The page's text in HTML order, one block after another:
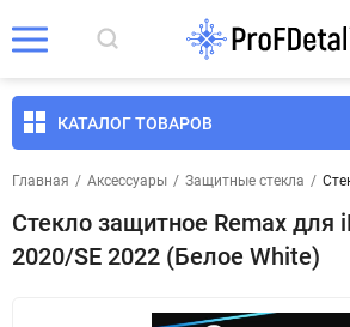
КАТАЛОГ ТОВАРОВ
Главная / Аксессуары / Защитные стекла /
Стекло защитное Remax для
2020/SE 2022 (Белое White)